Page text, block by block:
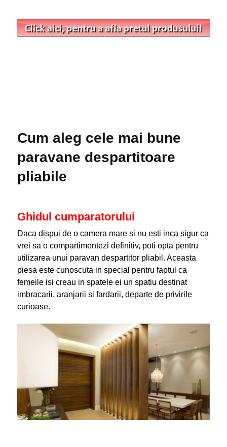
Cum aleg cele mai bune
paravane despartitoare
pliabile
Ghidul cumparatorului
Daca dispui de o camera mare si nu esti inca sigur ca
vrei sa o compartimentezi definitiv, poti opta pentru
utilizarea unui paravan despartitor pliabil. Aceasta
piesa este cunoscuta in special pentru faptul ca
femeile isi creau in spatele ei un spatiu destinat
imbracarii, aranjarii si fardarii, departe de privirile
curioase.